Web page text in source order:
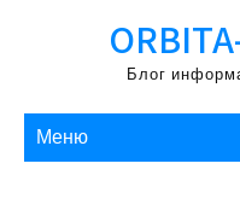
Блог
Меню